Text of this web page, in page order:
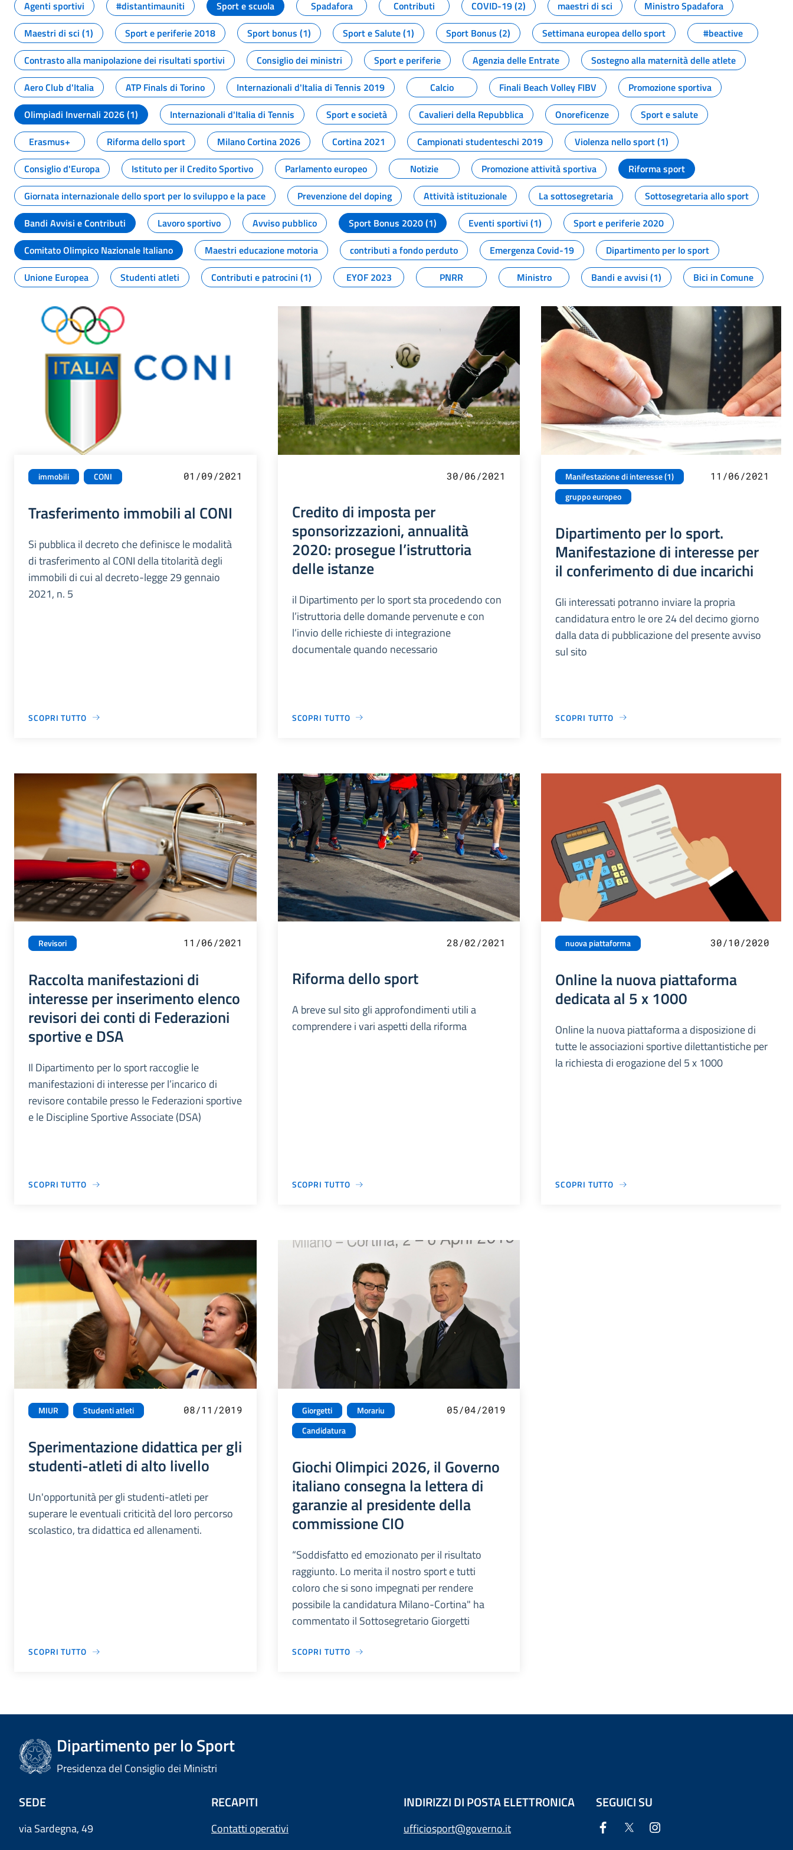
Agenti sportivi
#distantimauniti Sport e scuola Spadafora Contributi COVID-19 (2) maestri di sci
Ministro Spadafora
Maestri di sci (1)
Sport e periferie 2018 Sport bonus (1) Sport e Salute (1) Sport Bonus (2) Settimana europea dello sport
#beactive
Contrasto alla manipolazione dei risultati sportivi
Consiglio dei ministri Sport e periferie Agenzia delle Entrate
Sostegno alla maternità delle atlete
Aero Club d'Italia
ATP Finals di Torino Internazionali d'Italia di Tennis 2019 Calcio Finali Beach Volley FIBV
Promozione sportiva
Olimpiadi Invernali 2026 (1)
Internazionali d'Italia di Tennis Sport e società Cavalieri della Repubblica Onoreficenze
Sport e salute
Erasmus+
Riforma dello sport Milano Cortina 2026 Cortina 2021 Campionati studenteschi 2019
Violenza nello sport (1)
Consiglio d'Europa
Istituto per il Credito Sportivo Parlamento europeo Notizie Promozione attività sportiva
Riforma sport
Giornata internazionale dello sport per lo sviluppo e la pace
Prevenzione del doping Attività istituzionale La sottosegretaria
Sottosegretaria allo sport
Bandi Avvisi e Contributi
Lavoro sportivo Avviso pubblico Sport Bonus 2020 (1) Eventi sportivi (1)
Sport e periferie 2020
Comitato Olimpico Nazionale Italiano
Maestri educazione motoria contributi a fondo perduto Emergenza Covid-19
Dipartimento per lo sport
Unione Europea
Studenti atleti Contributi e patrocini (1) EYOF 2023 PNRR Ministro Bandi e avvisi (1) Bici in Comune
immobili CONI 01/09/2021
Trasferimento immobili al CONI
Si pubblica il decreto che definisce le modalità
di trasferimento al CONI della titolarità degli
immobili di cui al decreto-legge 29 gennaio
2021, n. 5
SCOPRI TUTTO
30/06/2021
Credito di imposta per
sponsorizzazioni, annualità
2020: prosegue l’istruttoria
delle istanze
il Dipartimento per lo sport sta procedendo con
l’istruttoria delle domande pervenute e con
l’invio delle richieste di integrazione
documentale quando necessario
SCOPRI TUTTO
Manifestazione di interesse (1)
gruppo europeo
11/06/2021
Dipartimento per lo sport.
Manifestazione di interesse per
il conferimento di due incarichi
Gli interessati potranno inviare la propria
candidatura entro le ore 24 del decimo giorno
dalla data di pubblicazione del presente avviso
sul sito
SCOPRI TUTTO
Revisori 11/06/2021
Raccolta manifestazioni di
interesse per inserimento elenco
revisori dei conti di Federazioni
sportive e DSA
Il Dipartimento per lo sport raccoglie le
manifestazioni di interesse per l’incarico di
revisore contabile presso le Federazioni sportive
e le Discipline Sportive Associate (DSA)
SCOPRI TUTTO
28/02/2021
Riforma dello sport
A breve sul sito gli approfondimenti utili a
comprendere i vari aspetti della riforma
SCOPRI TUTTO
nuova piattaforma 30/10/2020
Online la nuova piattaforma
dedicata al 5 x 1000
Online la nuova piattaforma a disposizione di
tutte le associazioni sportive dilettantistiche per
la richiesta di erogazione del 5 x 1000
SCOPRI TUTTO
MIUR Studenti atleti 08/11/2019
Sperimentazione didattica per gli
studenti-atleti di alto livello
Un'opportunità per gli studenti-atleti per
superare le eventuali criticità del loro percorso
scolastico, tra didattica ed allenamenti.
SCOPRI TUTTO
Giorgetti
Morariu
Candidatura
05/04/2019
Giochi Olimpici 2026, il Governo
italiano consegna la lettera di
garanzie al presidente della
commissione CIO
“Soddisfatto ed emozionato per il risultato
raggiunto. Lo merita il nostro sport e tutti
coloro che si sono impegnati per rendere
possibile la candidatura Milano-Cortina" ha
commentato il Sottosegretario Giorgetti
SCOPRI TUTTO
Dipartimento per lo Sport
Presidenza del Consiglio dei Ministri
SEDE
via Sardegna, 49
RECAPITI
Contatti operativi
INDIRIZZI DI POSTA ELETTRONICA
ufficiosport@governo.it
SEGUICI SU